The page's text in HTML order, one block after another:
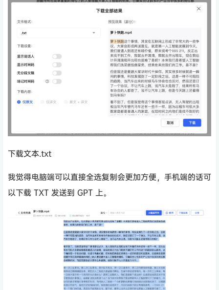
下载文本.txt
我觉得电脑端可以直接全选复制会更加方便，手机端的话可
以下载 TXT 发送到 GPT 上。